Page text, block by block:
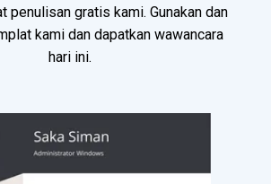
penulisan gratis kami. Gunakan dan
kami dan dapatkan wawancara
hari ini.